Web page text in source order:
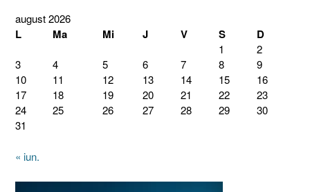
august 2026
L Ma Mi J V S D
1
2
3
4 5 6 7 8
9
10
11 12 13 14 15
16
17
18 19 20 21 22
23
24
25 26 27 28 29
30
31
« iun.